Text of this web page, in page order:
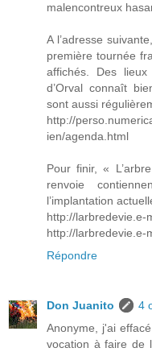
malencontreux
A l’adresse
première tournée
affichés. Des
d’Orval connaît
sont aussi
http://
ien/agenda.html
Pour finir, «
renvoie
l’implantation
http://larbredevie.e-
http://larbredevie.e-
Répondre
Don Juanito
4
Anonyme, j'ai
vocation à faire de